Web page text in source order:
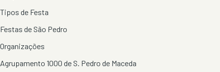
Tipos de Festa
Festas de São Pedro
Organizações
Agrupamento 1000 de S. Pedro de Maceda